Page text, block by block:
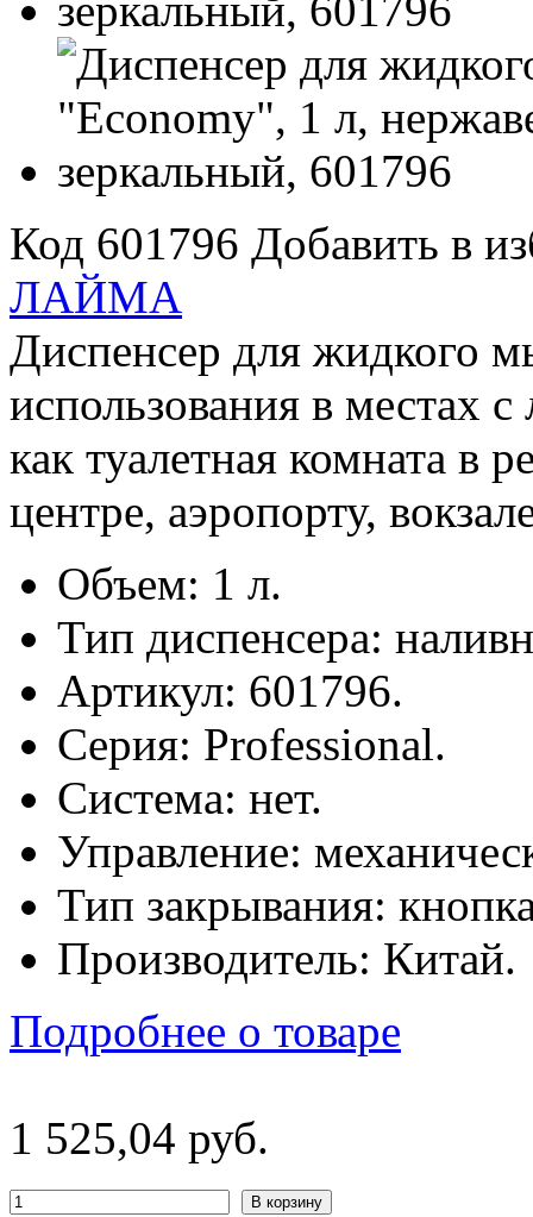
Код 601796 Добавить в
ЛАЙМА
Диспенсер для жидкого
использования в местах
как туалетная комната в
центре, аэропорту,
Объем: 1 л.
Тип диспенсера:
Артикул: 601796.
Серия: Professional.
Система: нет.
Управление:
Тип закрывания:
Производитель: Китай.
Подробнее о товаре
1 525,04 руб.
В корзину